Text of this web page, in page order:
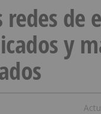
de
y